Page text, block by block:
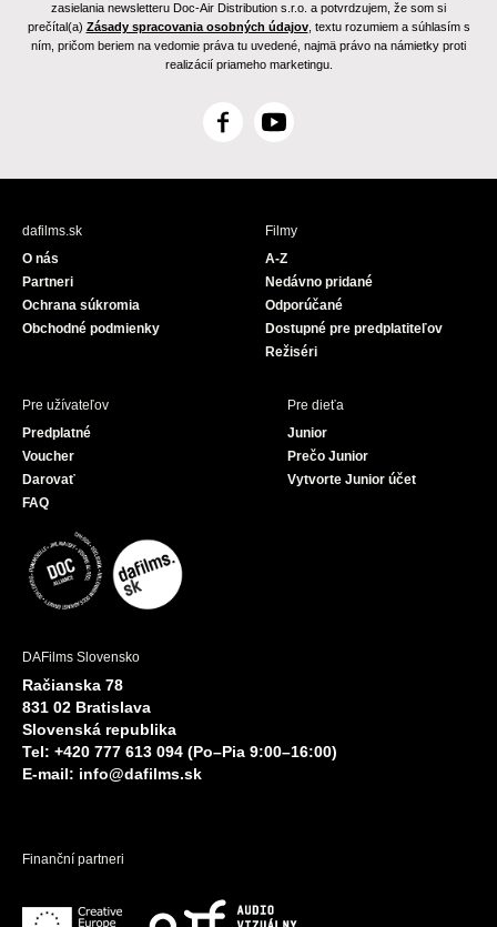
zasielania newsletteru Doc-Air Distribution s.r.o. a potvrdzujem, že som si
prečítal(a) Zásady spracovania osobných údajov, textu rozumiem a súhlasím s
ním, pričom beriem na vedomie práva tu uvedené, najmä právo na námietky proti
realizácií priameho marketingu.
F
c
Y
u
e
dafilms.sk
O nás
Partneri
Ochrana súkromia
Obchodné podmienky
Filmy
A-Z
Nedávno pridané
Odporúčané
Dostupné pre predplatiteľov
Režiséri
Pre užívateľov
Predplatné
Voucher
Darovať
FAQ
Pre dieťa
Junior
Prečo Junior
Vytvorte Junior účet
DAFilms Slovensko
Račianska 78
831 02 Bratislava
Slovenská republika
Tel: +420 777 613 094 (Po–Pia 9:00–16:00)
E-mail: info@dafilms.sk
Finanční partneri